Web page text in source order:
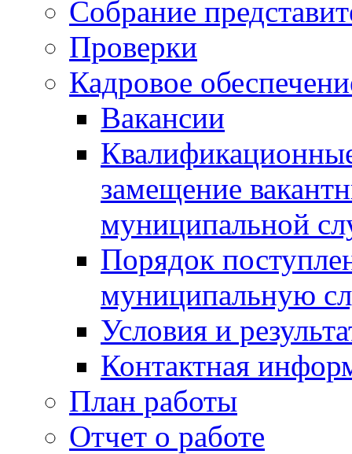
Собрание
Проверки
Кадровое
Вакансии
замещение
муниципальной
Порядок
муниципальную
Условия и
Контактная
План работы
Отчет о работе